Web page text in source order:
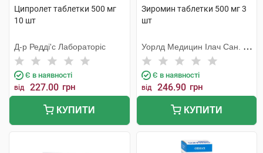
Ципролет таблетки 500 мг
10 шт
Д-р Редді'с Лабораторіс
Є в наявності
від 227.00 грн
КУПИТИ
Зиромин таблетки 500 мг 3
шт
Уорлд Медицин Ілач Сан. Ве
Тідж
Є в наявності
від 246.90 грн
КУПИТИ